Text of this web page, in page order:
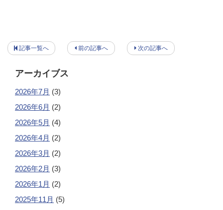
記事一覧へ 前の記事へ 次の記事へ
アーカイブス
2026年7月 (3)
2026年6月 (2)
2026年5月 (4)
2026年4月 (2)
2026年3月 (2)
2026年2月 (3)
2026年1月 (2)
2025年11月 (5)